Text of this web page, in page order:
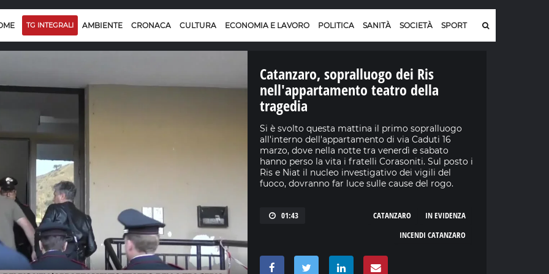
TG INTEGRALI AMBIENTE CRONACA CULTURA ECONOMIA E LAVORO POLITICA SANITÀ SOCIETÀ SPORT
Catanzaro, sopralluogo dei Ris
nell'appartamento teatro della
tragedia
Si è svolto questa mattina il primo sopralluogo
all'interno dell'appartamento di via Caduti 16
marzo, dove nella notte tra venerdì e sabato
hanno perso la vita i fratelli Corasoniti. Sul posto i
Ris e Niat il nucleo investigativo dei vigili del
fuoco, dovranno far luce sulle cause del rogo.
01:43 IN EVIDENZA
CATANZARO
INCENDI CATANZARO